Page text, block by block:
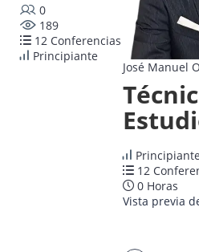
0
189
12 Conferencias
Principiante
José Manuel
Principiante
12
0 Horas
Vista previa